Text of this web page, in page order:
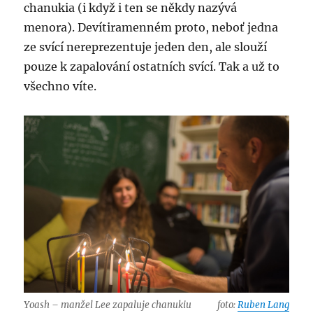
chanukia (i když i ten se někdy nazývá
menora). Devítiramenném proto, neboť jedna
ze svící nereprezentuje jeden den, ale slouží
pouze k zapalování ostatních svící. Tak a už to
všechno víte.
Yoash – manžel Lee zapaluje chanukiu foto:Ruben Lang